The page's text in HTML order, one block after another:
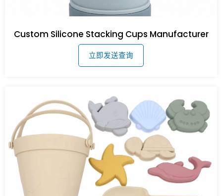
Custom Silicone Stacking Cups Manufacturer
立即发送查询